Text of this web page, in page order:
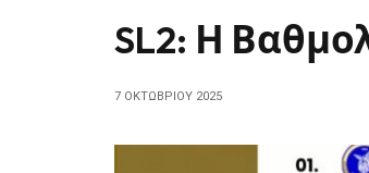
SL2: Η
7 ΟΚΤΩΒΡΊΟΥ 2025